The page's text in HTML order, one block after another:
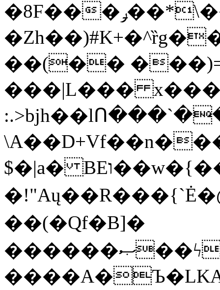
�8F���ݛ��*\��U��S
��(��
���|L���
$�|a� BEו��w�{���;���q�X��d%�������W� hU�(�1�Ū}9�S�F<��i�L3�;�
��(�Qf�B]�
������ޞ��ϟak��r��_39$�8�p���7�2�yIZ�R��x��/